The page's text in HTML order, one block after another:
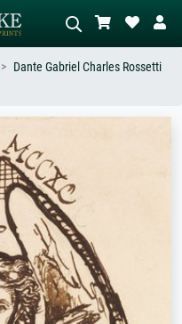
Beskriv scenen – for eksempel grønn
eng, abstrakt med mye rødt, mørkt
oljemaleri, stående akt ved et tre.
Dante Gabriel Charles Rossetti